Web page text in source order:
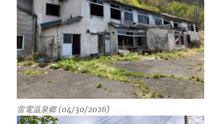
雷電温泉郷 (04/30/2026)